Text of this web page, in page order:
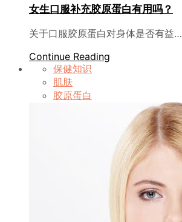
女生口服补充胶原蛋白有用吗？
关于口服胶原蛋白对身体是否有益…
Continue Reading
保健知识
肌肤
胶原蛋白